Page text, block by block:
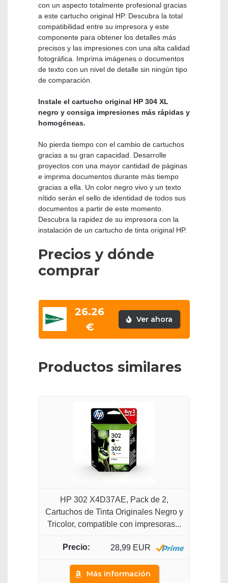
con un aspecto totalmente profesional gracias
a este cartucho original HP. Descubra la total
compatibilidad entre su impresora y este
componente para obtener los detalles más
precisos y las impresiones con una alta calidad
fotográfica. Imprima imágenes o documentos
de texto con un nivel de detalle sin ningún tipo
de comparación.
Instale el cartucho original HP 304 XL
negro y consiga impresiones más rápidas y
homogéneas.
No pierda tiempo con el cambio de cartuchos
gracias a su gran capacidad. Desarrolle
proyectos con una mayor cantidad de páginas
e imprima documentos durante más tiempo
gracias a ella. Un color negro vivo y un texto
nítido serán el sello de identidad de todos sus
documentos a partir de este momento.
Descubra la rapidez de su impresora con la
instalación de un cartucho de tinta original HP.
Precios y dónde
comprar
26.26
€
Ver ahora
Productos similares
HP 302 X4D37AE, Pack de 2,
Cartuchos de Tinta Originales Negro y
Tricolor, compatible con impresoras...
28,99 EUR
Más información